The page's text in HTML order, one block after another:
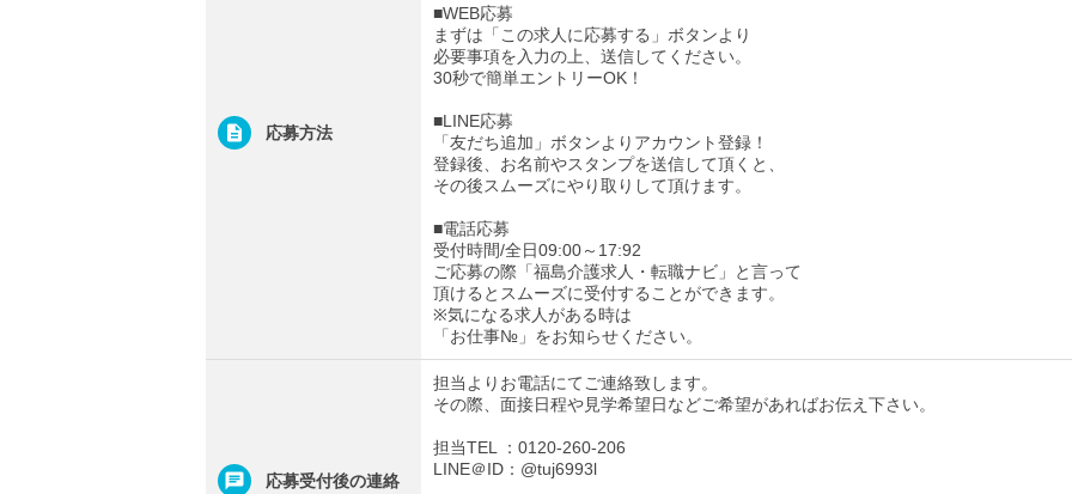
応募方法
■WEB応募
まずは「この求人に応募する」ボタンより
必要事項を入力の上、送信してください。
30秒で簡単エントリーOK！
■LINE応募
「友だち追加」ボタンよりアカウント登録！
登録後、お名前やスタンプを送信して頂くと、
その後スムーズにやり取りして頂けます。
■電話応募
受付時間/全日09:00～17:92
ご応募の際「福島介護求人・転職ナビ」と言って
頂けるとスムーズに受付することができます。
※気になる求人がある時は
「お仕事№」をお知らせください。
応募受付後の連絡
担当よりお電話にてご連絡致します。
その際、面接日程や見学希望日などご希望があればお伝え下さい。
担当TEL ：0120-260-206
LINE＠ID：@tuj6993l